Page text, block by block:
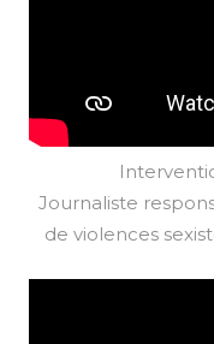
Journaliste
de violences